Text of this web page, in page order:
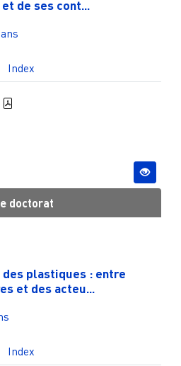
de ses cont...
Index
doctorat
plastiques : entre
et des acteu...
Index